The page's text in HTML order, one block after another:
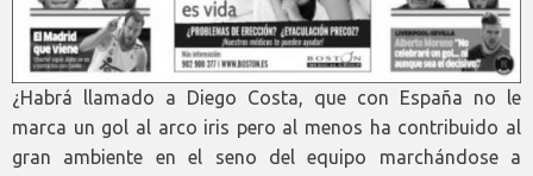
¿Habrá llamado a Diego Costa, que con España no le
marca un gol al arco iris pero al menos ha contribuido al
gran ambiente en el seno del equipo marchándose a